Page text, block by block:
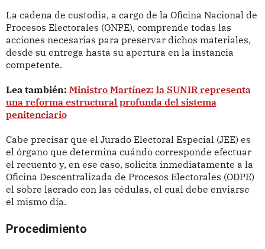
La cadena de custodia, a cargo de la Oficina Nacional de
Procesos Electorales (ONPE), comprende todas las
acciones necesarias para preservar dichos materiales,
desde su entrega hasta su apertura en la instancia
competente.
Lea también: Ministro Martínez: la SUNIR representa
una reforma estructural profunda del sistema
penitenciario
Cabe precisar que el Jurado Electoral Especial (JEE) es
el órgano que determina cuándo corresponde efectuar
el recuento y, en ese caso, solicita inmediatamente a la
Oficina Descentralizada de Procesos Electorales (ODPE)
el sobre lacrado con las cédulas, el cual debe enviarse
el mismo día.
Procedimiento